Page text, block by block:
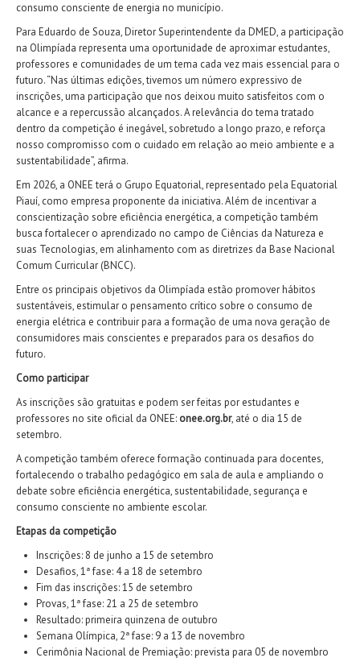
consumo consciente de energia no município.
Para Eduardo de Souza, Diretor Superintendente da DMED, a participação
na Olimpíada representa uma oportunidade de aproximar estudantes,
professores e comunidades de um tema cada vez mais essencial para o
futuro. “Nas últimas edições, tivemos um número expressivo de
inscrições, uma participação que nos deixou muito satisfeitos com o
alcance e a repercussão alcançados. A relevância do tema tratado
dentro da competição é inegável, sobretudo a longo prazo, e reforça
nosso compromisso com o cuidado em relação ao meio ambiente e a
sustentabilidade”, afirma.
Em 2026, a ONEE terá o Grupo Equatorial, representado pela Equatorial
Piauí, como empresa proponente da iniciativa. Além de incentivar a
conscientização sobre eficiência energética, a competição também
busca fortalecer o aprendizado no campo de Ciências da Natureza e
suas Tecnologias, em alinhamento com as diretrizes da Base Nacional
Comum Curricular (BNCC).
Entre os principais objetivos da Olimpíada estão promover hábitos
sustentáveis, estimular o pensamento crítico sobre o consumo de
energia elétrica e contribuir para a formação de uma nova geração de
consumidores mais conscientes e preparados para os desafios do
futuro.
Como participar
As inscrições são gratuitas e podem ser feitas por estudantes e
professores no site oficial da ONEE: onee.org.br, até o dia 15 de
setembro.
A competição também oferece formação continuada para docentes,
fortalecendo o trabalho pedagógico em sala de aula e ampliando o
debate sobre eficiência energética, sustentabilidade, segurança e
consumo consciente no ambiente escolar.
Etapas da competição
Inscrições: 8 de junho a 15 de setembro
Desafios, 1ª fase: 4 a 18 de setembro
Fim das inscrições: 15 de setembro
Provas, 1ª fase: 21 a 25 de setembro
Resultado: primeira quinzena de outubro
Semana Olímpica, 2ª fase: 9 a 13 de novembro
Cerimônia Nacional de Premiação: prevista para 05 de novembro